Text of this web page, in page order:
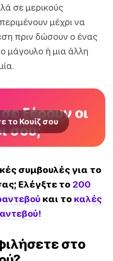
σε μερικούς
μέχρι να
πριν δώσουν ο ένας
μάγουλο ή μια άλλη
ξέρουν οι
σου;
το Κουίζ σου
συμβουλές για το
Ελέγξτε το 200
και το καλές
στο